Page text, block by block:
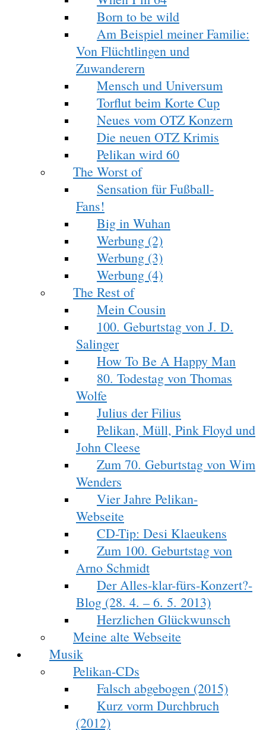
Born to be wild
Am Beispiel meiner Familie:
Von Flüchtlingen und
Zuwanderern
Mensch und Universum
Torflut beim Korte Cup
Neues vom OTZ Konzern
Die neuen OTZ Krimis
Pelikan wird 60
The Worst of
Sensation für Fußball-
Fans!
Big in Wuhan
Werbung (2)
Werbung (3)
Werbung (4)
The Rest of
Mein Cousin
100. Geburtstag von J. D.
Salinger
How To Be A Happy Man
80. Todestag von Thomas
Wolfe
Julius der Filius
Pelikan, Müll, Pink Floyd und
John Cleese
Zum 70. Geburtstag von Wim
Wenders
Vier Jahre Pelikan-
Webseite
CD-Tip: Desi Klaeukens
Zum 100. Geburtstag von
Arno Schmidt
Der Alles-klar-fürs-Konzert?-
Blog (28. 4. – 6. 5. 2013)
Herzlichen Glückwunsch
Meine alte Webseite
Musik
Pelikan-CDs
Falsch abgebogen (2015)
Kurz vorm Durchbruch
(2012)